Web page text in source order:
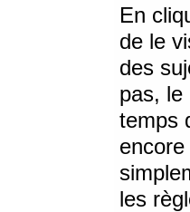
En
de le
des
pas, le
temps
les